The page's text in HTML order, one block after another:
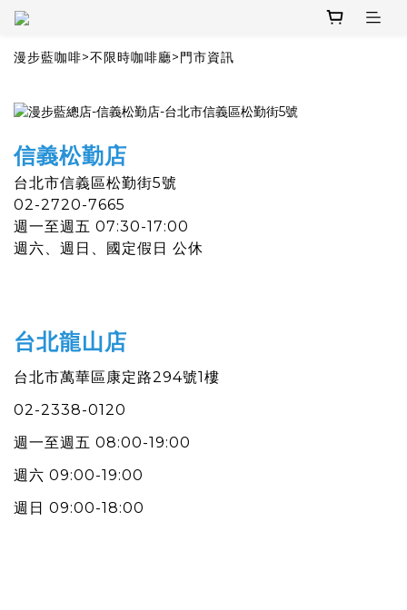
漫步藍咖啡>不限時咖啡廳> 門市資訊
信義松勤店
台北市信義區松勤街5號
02-2720-7665
週一至週五 07:30-17:00
週六、 週日 、 國定假日 公休
台北龍山店
台北市萬華區康定路294號1樓
02-2338-0120
週一至週五 08:00-19:00
週六 09:00-19:00
週日 09:00-18:00